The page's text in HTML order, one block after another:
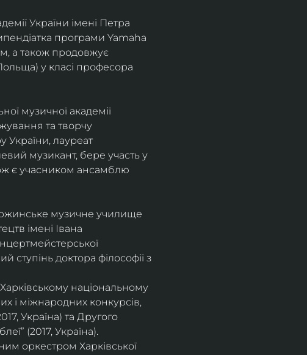
України імені Петра
програми Yamaha
а також продовжує
у класі професора
музичної академії
та творчу
України, лауреат
музикант, бере участь у
є учасником ансамблю
музичне училище
імені Івана
ступінь доктора філософії з
національному
і міжнародних конкурсів,
Україна) та Другого
(2017, Україна).
оркестром Харківської